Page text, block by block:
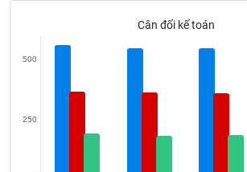
Cân đối kế toán
250
500
tạo